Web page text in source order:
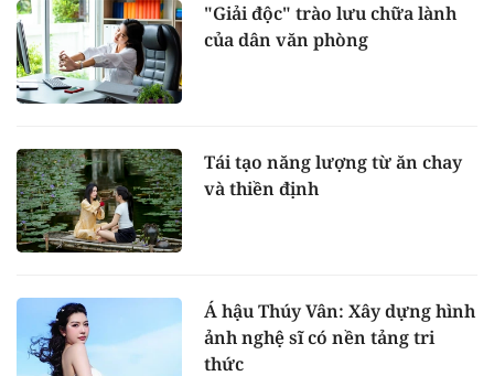
"Giải độc" trào lưu chữa lành
của dân văn phòng
Tái tạo năng lượng từ ăn chay
và thiền định
Á hậu Thúy Vân: Xây dựng hình
ảnh nghệ sĩ có nền tảng tri
thức